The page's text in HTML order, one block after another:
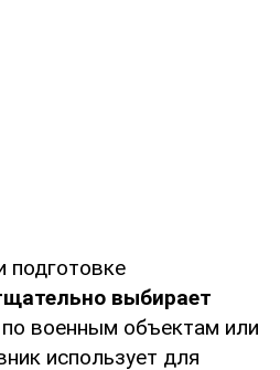
подготовке
выбирает
военным объектам или
использует для